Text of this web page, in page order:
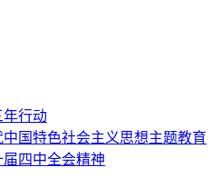
年行动
国特色社会主义思想主题教育
四中全会精神